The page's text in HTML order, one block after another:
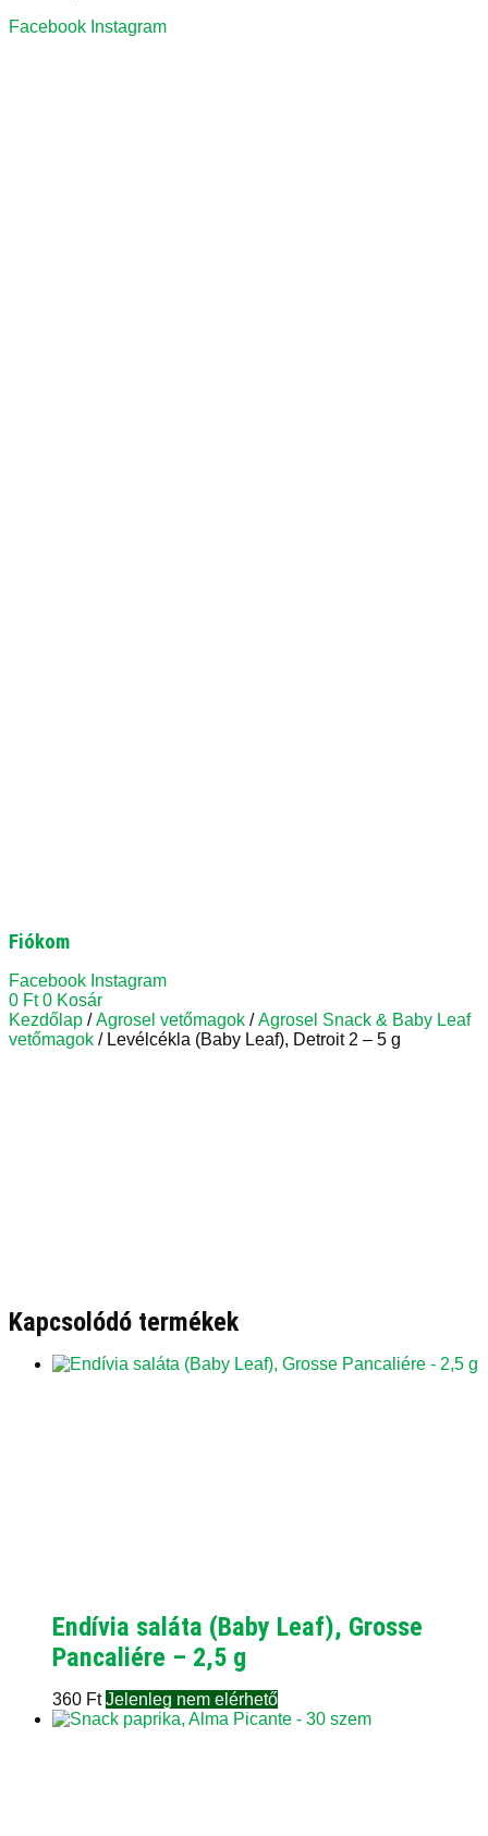
Facebook Instagram
Fiókom
Facebook Instagram
0 Ft 0 Kosár
Kezdőlap /Agrosel vetőmagok /Agrosel Snack & Baby Leaf
vetőmagok / Levélcékla (Baby Leaf), Detroit 2 – 5 g
Kapcsolódó termékek
Endívia saláta (Baby Leaf), Grosse
Pancaliére – 2,5 g
360 Ft Jelenleg nem elérhető